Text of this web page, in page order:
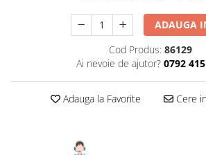
Accesorii MMA
Accesorii MIG/MAG
Accesorii TIG/WIG
Accesorii sudura in puncte
Accesorii taiere cu plasma
ADAUGA
Cod Produs: 86129
Ai nevoie de ajutor? 0792
Adauga la Favorite Cere